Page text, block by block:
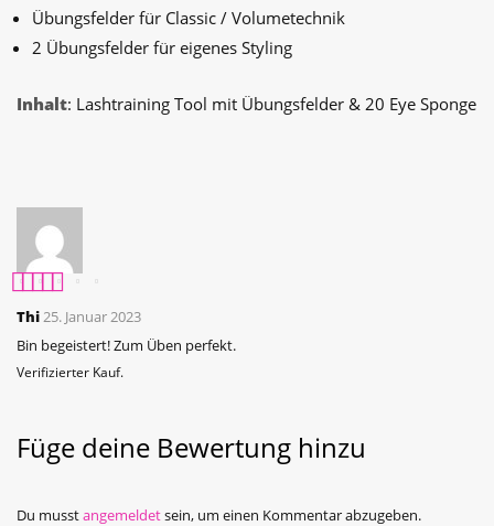
Übungsfelder für Classic / Volumetechnik
2 Übungsfelder für eigenes Styling
Inhalt: Lashtraining Tool mit Übungsfelder & 20 Eye Sponge
Bewertet mit5
von 5
Thi25. Januar 2023
Bin begeistert! Zum Üben perfekt.
Verifizierter Kauf.
Füge deine Bewertung hinzu
Du musstangemeldetsein, um einen Kommentar abzugeben.